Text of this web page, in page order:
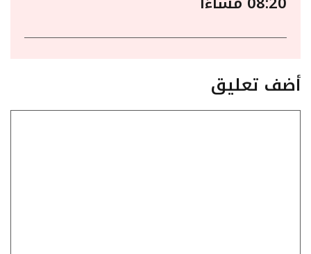
أضف تعليق